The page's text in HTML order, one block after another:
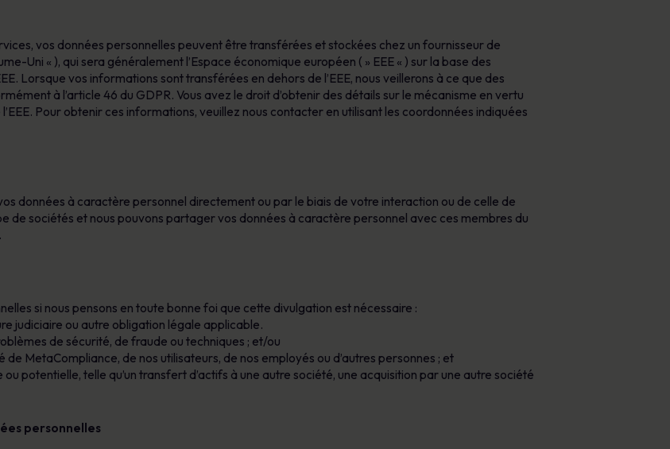
vos données personnelles peuvent être transférées et stockées chez un fournisseur de
Uni « ), qui sera généralement l’Espace économique européen ( » EEE « ) sur la base des
Lorsque vos informations sont transférées en dehors de l’EEE, nous veillerons à ce que des
à l’article 46 du GDPR. Vous avez le droit d’obtenir des détails sur le mécanisme en vertu
Pour obtenir ces informations, veuillez nous contacter en utilisant les coordonnées indiquées
données à caractère personnel directement ou par le biais de votre interaction ou de celle de
de sociétés et nous pouvons partager vos données à caractère personnel avec ces membres du
si nous pensons en toute bonne foi que cette divulgation est nécessaire :
judiciaire ou autre obligation légale applicable.
de sécurité, de fraude ou techniques ; et/ou
MetaCompliance, de nos utilisateurs, de nos employés ou d’autres personnes ; et
potentielle, telle qu’un transfert d’actifs à une autre société, une acquisition par une autre société
personnelles